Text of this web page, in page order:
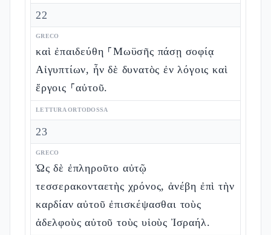
22
GRECO
καὶ ἐπαιδεύθη ⸀Μωϋσῆς πάσῃ σοφίᾳ
Αἰγυπτίων, ἦν δὲ δυνατὸς ἐν λόγοις καὶ
ἔργοις ⸀αὐτοῦ.
LETTURA ORTODOSSA
23
GRECO
Ὡς δὲ ἐπληροῦτο αὐτῷ
τεσσερακονταετὴς χρόνος, ἀνέβη ἐπὶ τὴν
καρδίαν αὐτοῦ ἐπισκέψασθαι τοὺς
ἀδελφοὺς αὐτοῦ τοὺς υἱοὺς Ἰσραήλ.